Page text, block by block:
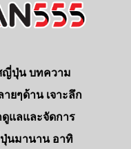
ญี่ปุ่น บทความ
ยๆด้าน เจาะลึก
แลและจัดการ
นมานาน อาทิ